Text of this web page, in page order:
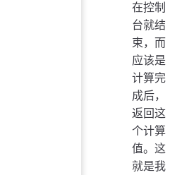
在控制
台就结
束，而
应该是
计算完
成后，
返回这
个计算
值。这
就是我